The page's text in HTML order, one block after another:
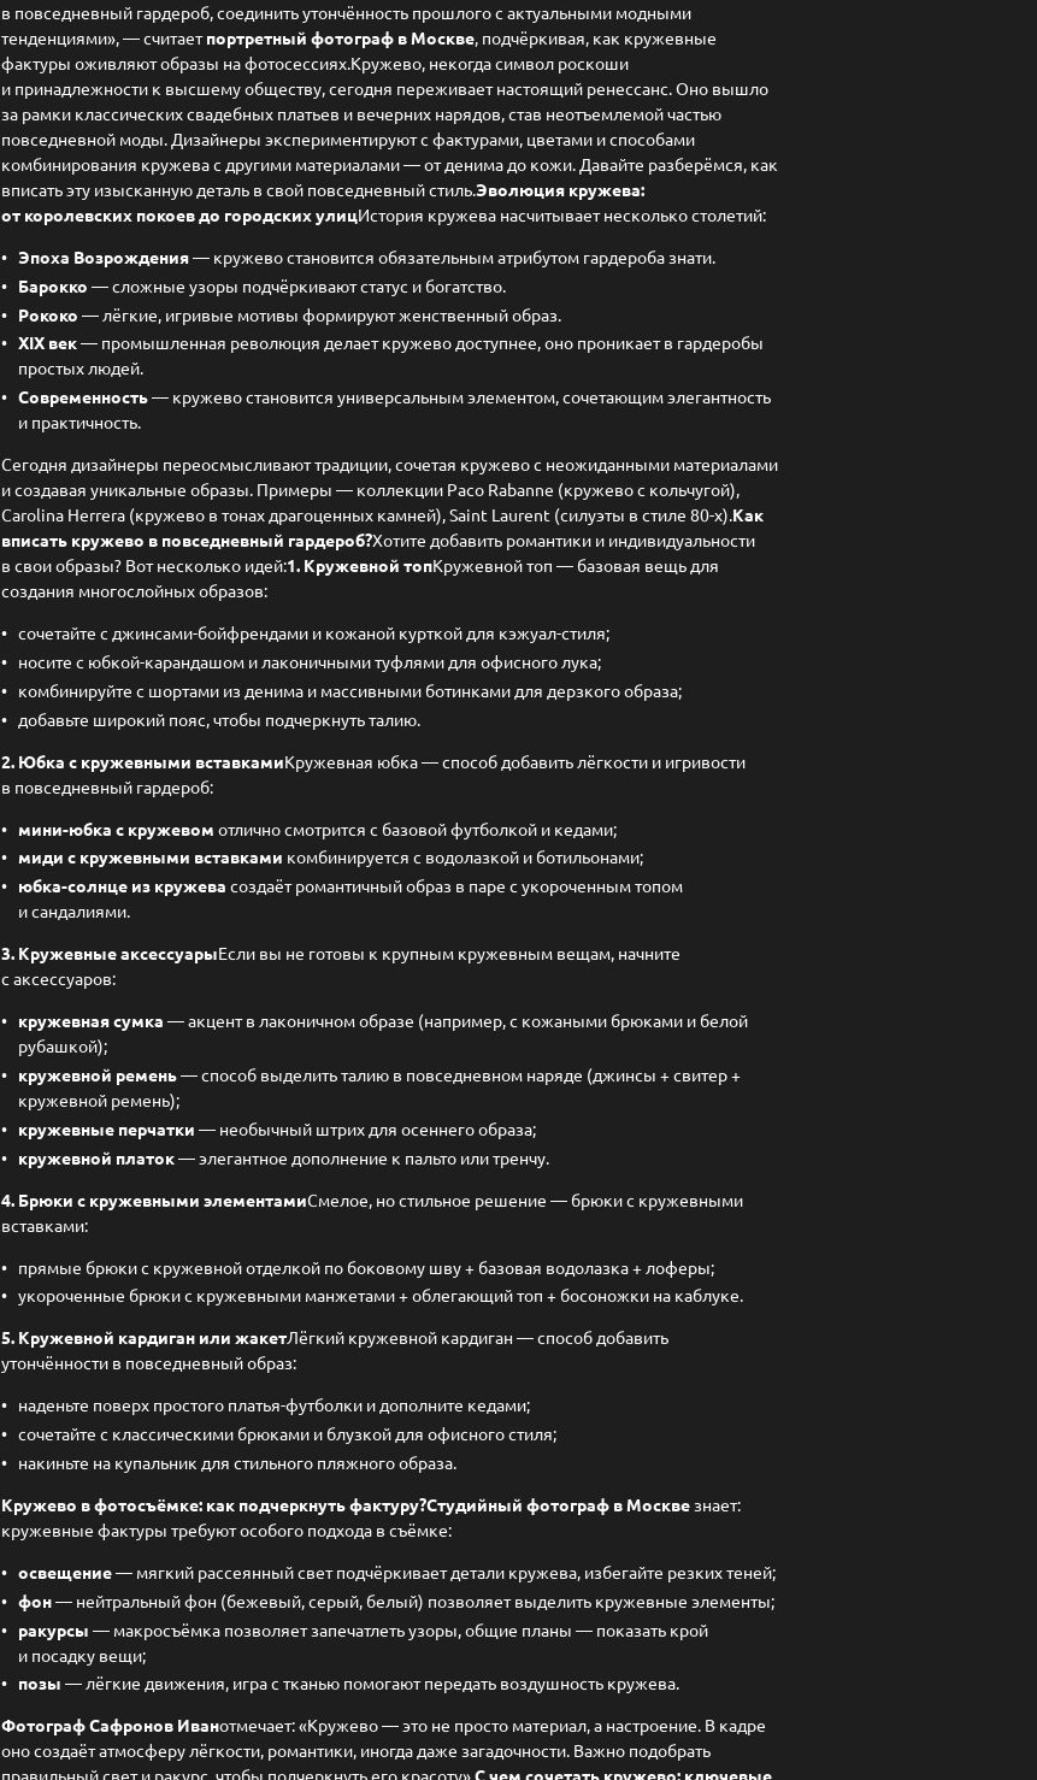
в повседневный гардероб, соединить утончённость прошлого с актуальными модными
тенденциями», — считаетпортретный фотограф в Москве, подчёркивая, как кружевные
фактуры оживляют образы на фотосессиях.Кружево, некогда символ роскоши
и принадлежности к высшему обществу, сегодня переживает настоящий ренессанс. Оно вышло
за рамки классических свадебных платьев и вечерних нарядов, став неотъемлемой частью
повседневной моды. Дизайнеры экспериментируют с фактурами, цветами и способами
комбинирования кружева с другими материалами — от денима до кожи. Давайте разберёмся, как
вписать эту изысканную деталь в свой повседневный стиль.Эволюция кружева:
от королевских покоев до городских улицИстория кружева насчитывает несколько столетий:
Эпоха Возрождения— кружево становится обязательным атрибутом гардероба знати.
Барокко — сложные узоры подчёркивают статус и богатство.
Рококо — лёгкие, игривые мотивы формируют женственный образ.
XIX век— промышленная революция делает кружево доступнее, оно проникает в гардеробы
простых людей.
Современность— кружево становится универсальным элементом, сочетающим элегантность
и практичность.
Сегодня дизайнеры переосмысливают традиции, сочетая кружево с неожиданными материалами
и создавая уникальные образы. Примеры — коллекции Paco Rabanne (кружево с кольчугой),
Carolina Herrera (кружево в тонах драгоценных камней), Saint Laurent (силуэты в стиле 80-х).Как
вписать кружево в повседневный гардероб?Хотите добавить романтики и индивидуальности
в свои образы? Вот несколько идей:1. Кружевной топКружевной топ — базовая вещь для
создания многослойных образов:
сочетайте с джинсами-бойфрендами и кожаной курткой для кэжуал-стиля;
носите с юбкой-карандашом и лаконичными туфлями для офисного лука;
комбинируйте с шортами из денима и массивными ботинками для дерзкого образа;
добавьте широкий пояс, чтобы подчеркнуть талию.
2. Юбка с кружевными вставкамиКружевная юбка — способ добавить лёгкости и игривости
в повседневный гардероб:
мини-юбка с кружевом отлично смотрится с базовой футболкой и кедами;
миди с кружевными вставками комбинируется с водолазкой и ботильонами;
юбка-солнце из кружева создаёт романтичный образ в паре с укороченным топом
и сандалиями.
3. Кружевные аксессуарыЕсли вы не готовы к крупным кружевным вещам, начните
с аксессуаров:
кружевная сумка — акцент в лаконичном образе (например, с кожаными брюками и белой
рубашкой);
кружевной ремень— способ выделить талию в повседневном наряде (джинсы + свитер +
кружевной ремень);
кружевные перчатки — необычный штрих для осеннего образа;
кружевной платок— элегантное дополнение к пальто или тренчу.
4. Брюки с кружевными элементамиСмелое, но стильное решение — брюки с кружевными
вставками:
прямые брюки с кружевной отделкой по боковому шву + базовая водолазка + лоферы;
укороченные брюки с кружевными манжетами + облегающий топ + босоножки на каблуке.
5. Кружевной кардиган или жакетЛёгкий кружевной кардиган — способ добавить
утончённости в повседневный образ:
наденьте поверх простого платья-футболки и дополните кедами;
сочетайте с классическими брюками и блузкой для офисного стиля;
накиньте на купальник для стильного пляжного образа.
Кружево в фотосъёмке: как подчеркнуть фактуру?Студийный фотограф в Москвезнает:
кружевные фактуры требуют особого подхода в съёмке:
освещение— мягкий рассеянный свет подчёркивает детали кружева, избегайте резких теней;
фон— нейтральный фон (бежевый, серый, белый) позволяет выделить кружевные элементы;
ракурсы — макросъёмка позволяет запечатлеть узоры, общие планы — показать крой
и посадку вещи;
позы — лёгкие движения, игра с тканью помогают передать воздушность кружева.
Фотограф Сафронов Иванотмечает: «Кружево — это не просто материал, а настроение. В кадре
оно создаёт атмосферу лёгкости, романтики, иногда даже загадочности. Важно подобрать
правильный свет и ракурс, чтобы подчеркнуть его красоту».С чем сочетать кружево: ключевые